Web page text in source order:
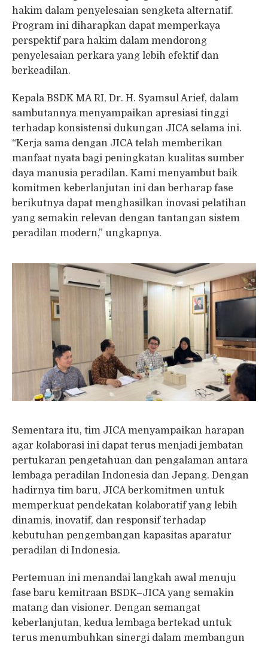
hakim dalam penyelesaian sengketa alternatif.
Program ini diharapkan dapat memperkaya
perspektif para hakim dalam mendorong
penyelesaian perkara yang lebih efektif dan
berkeadilan.
Kepala BSDK MA RI, Dr. H. Syamsul Arief, dalam
sambutannya menyampaikan apresiasi tinggi
terhadap konsistensi dukungan JICA selama ini.
“Kerja sama dengan JICA telah memberikan
manfaat nyata bagi peningkatan kualitas sumber
daya manusia peradilan. Kami menyambut baik
komitmen keberlanjutan ini dan berharap fase
berikutnya dapat menghasilkan inovasi pelatihan
yang semakin relevan dengan tantangan sistem
peradilan modern,” ungkapnya.
Sementara itu, tim JICA menyampaikan harapan
agar kolaborasi ini dapat terus menjadi jembatan
pertukaran pengetahuan dan pengalaman antara
lembaga peradilan Indonesia dan Jepang. Dengan
hadirnya tim baru, JICA berkomitmen untuk
memperkuat pendekatan kolaboratif yang lebih
dinamis, inovatif, dan responsif terhadap
kebutuhan pengembangan kapasitas aparatur
peradilan di Indonesia.
Pertemuan ini menandai langkah awal menuju
fase baru kemitraan BSDK–JICA yang semakin
matang dan visioner. Dengan semangat
keberlanjutan, kedua lembaga bertekad untuk
terus menumbuhkan sinergi dalam membangun